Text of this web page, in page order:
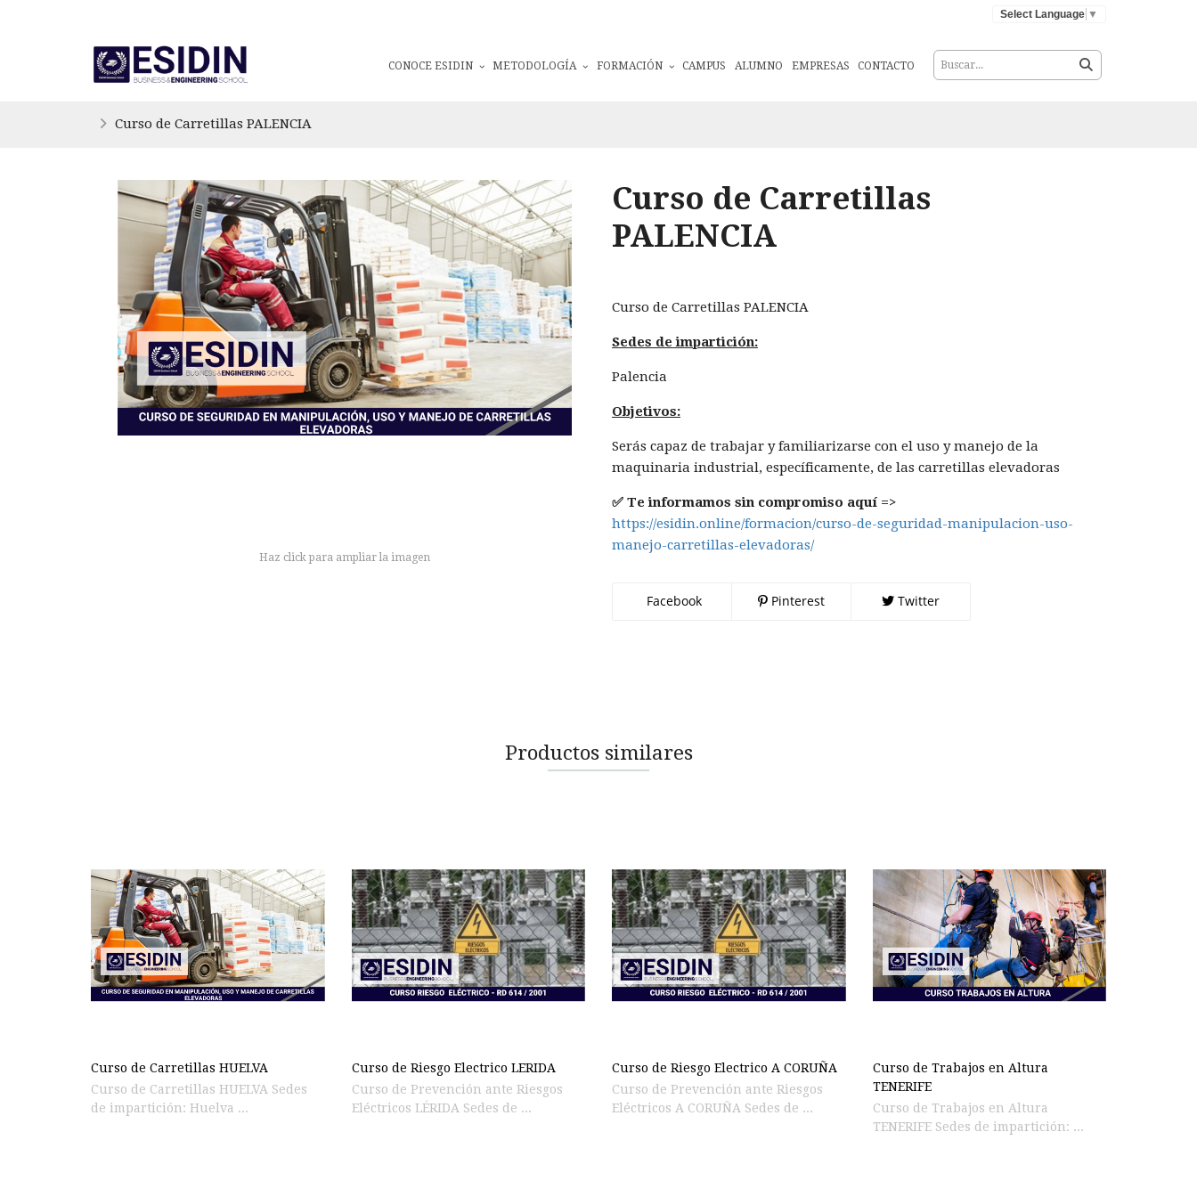
Select Language ▼
CONOCE ESIDIN METODOLOGÍA FORMACIÓN CAMPUS ALUMNO EMPRESAS CONTACTO
Curso de Carretillas PALENCIA
Haz click para ampliar la imagen
Curso de Carretillas
PALENCIA
Curso de Carretillas PALENCIA
Sedes de impartición:
Palencia
Objetivos:
Serás capaz de trabajar y familiarizarse con el uso y manejo de la
maquinaria industrial, específicamente, de las carretillas elevadoras
✅ Te informamos sin compromiso aquí =>
https://esidin.online/formacion/curso-de-seguridad-manipulacion-uso-
manejo-carretillas-elevadoras/
Facebook Pinterest Twitter
Productos similares
Curso de Carretillas HUELVA
Curso de Carretillas HUELVA Sedes
de impartición: Huelva ...
Curso de Riesgo Electrico LERIDA
Curso de Prevención ante Riesgos
Eléctricos LÉRIDA Sedes de ...
Curso de Riesgo Electrico A CORUÑA
Curso de Prevención ante Riesgos
Eléctricos A CORUÑA Sedes de ...
Curso de Trabajos en Altura
TENERIFE
Curso de Trabajos en Altura
TENERIFE Sedes de impartición: ...